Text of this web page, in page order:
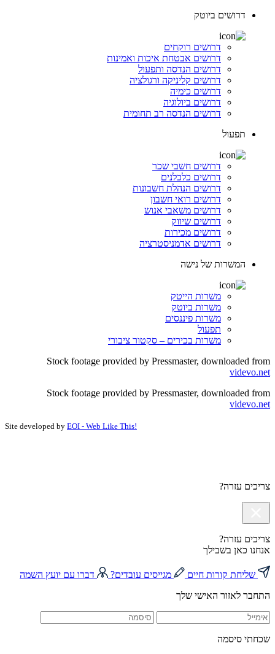
דרושים ביוטק
דרושים רוקחים
דרושים אבטחת איכות ואמינות
דרושים הנדסה ותפעול
דרושים קליניקה ורגולציה
דרושים כימיה
דרושים ביולוגיה
דרושים הנדסה רב תחומית
תפעול
דרושים חשבי שכר
דרושים כלכלנים
דרושים הנהלת חשבונות
דרושים רואי חשבון
דרושים משאבי אנוש
דרושים שיווק
דרושים מכירות
דרושים אדמניסטרציה
המשרות של נישה
משרות הייטק
משרות ביוטק
משרות פיננסים
תפעול
משרות בכירים – סקטור ציבורי
Stock footage provided by Pressmaster, downloaded from
videvo.net
Stock footage provided by Pressmaster, downloaded from
videvo.net
Site developed by EOI - Web Like This!
צריכים עזרה?
צריכים עזרה?
אנחנו כאן בשבילך
שליחת קורות חיים מגייסים עובדים?
דברו עם יועץ השמה
התחבר לאזור האישי שלך
שכחתי סיסמה